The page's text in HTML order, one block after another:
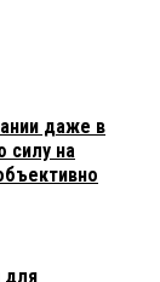
даже в
силу на
для